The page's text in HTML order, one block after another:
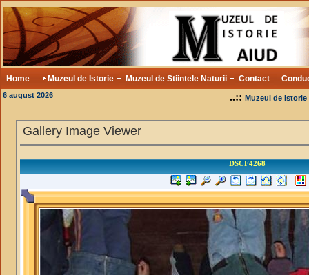
Home Muzeul de Istorie Muzeul de Stiintele Naturii Contact
6 august 2026 ..:: Muzeul de Istorie
Gallery Image Viewer
DSCF4268